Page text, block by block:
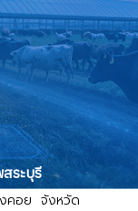
ระบุรี
คอย จังหวัด